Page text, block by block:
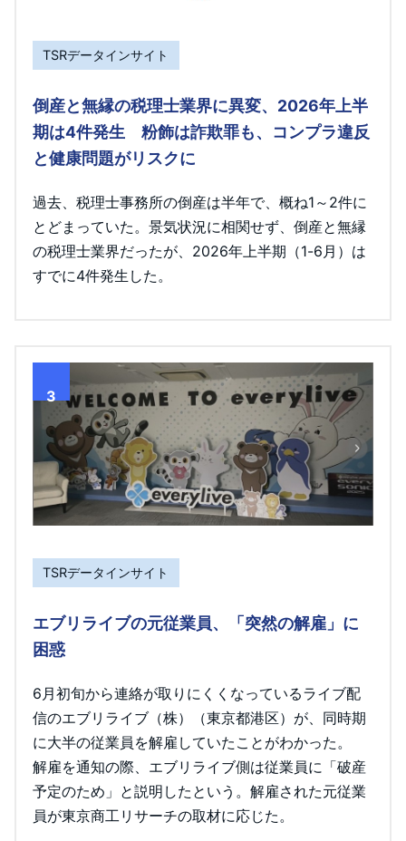
TSRデータインサイト
倒産と無縁の税理士業界に異変、2026年上半
期は4件発生 粉飾は詐欺罪も、コンプラ違反
と健康問題がリスクに
過去、税理士事務所の倒産は半年で、概ね1～2件に
とどまっていた。景気状況に相関せず、倒産と無縁
の税理士業界だったが、2026年上半期（1-6月）は
すでに4件発生した。
3
TSRデータインサイト
エブリライブの元従業員、「突然の解雇」に
困惑
6月初旬から連絡が取りにくくなっているライブ配
信のエブリライブ（株）（東京都港区）が、同時期
に大半の従業員を解雇していたことがわかった。
解雇を通知の際、エブリライブ側は従業員に「破産
予定のため」と説明したという。解雇された元従業
員が東京商工リサーチの取材に応じた。